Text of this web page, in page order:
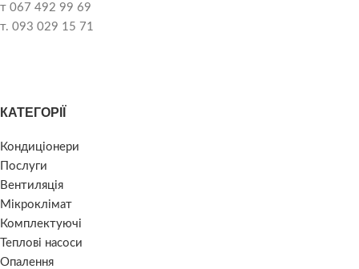
т 067 492 99 69
т. 093 029 15 71
КАТЕГОРІЇ
Кондиціонери
Послуги
Вентиляція
Мікроклімат
Комплектуючі
Теплові насоси
Опалення